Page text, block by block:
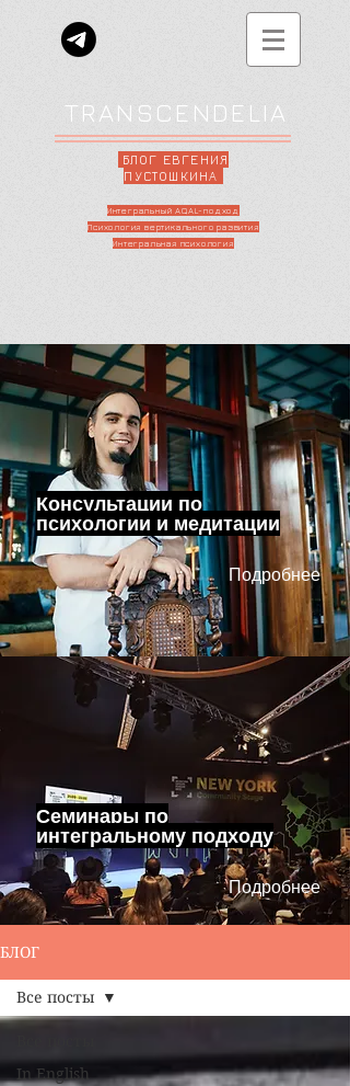
TRANSCENDELIA
БЛОГ ЕВГЕНИЯ
ПУСТОШКИНА
Интегральный AQAL-подход
Психология вертикального развития
Интегральная психология
Консультации по
психологии и медитации
Подробнее
Семинары по
интегральному подходу
Подробнее
БЛОГ
In English
Все посты